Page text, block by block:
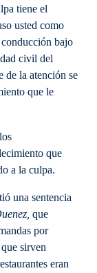
tiene el
usted como
conducción bajo
civil del
de la atención se
que le
que
a la culpa.
una sentencia
que
por
sirven
eran